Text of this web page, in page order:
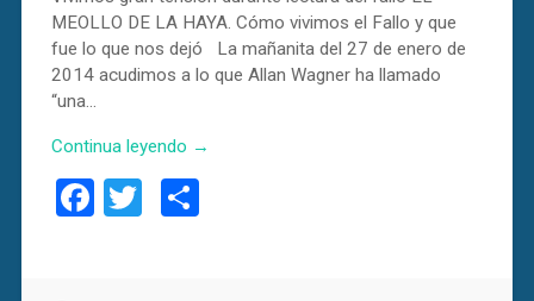
MEOLLO DE LA HAYA. Cómo vivimos el Fallo y que
fue lo que nos dejó La mañanita del 27 de enero de
2014 acudimos a lo que Allan Wagner ha llamado
“una…
Continua leyendo →
Facebook
Twitter